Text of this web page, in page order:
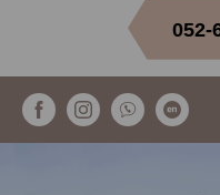
052-